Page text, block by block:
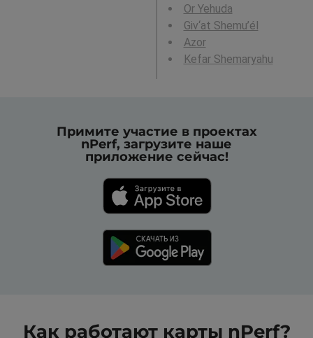
Or Yehuda
Giv‘at Shemu’él
Azor
Kefar Shemaryahu
Примите участие в проектах
nPerf, загрузите наше
приложение сейчас!
Как работают карты nPerf?